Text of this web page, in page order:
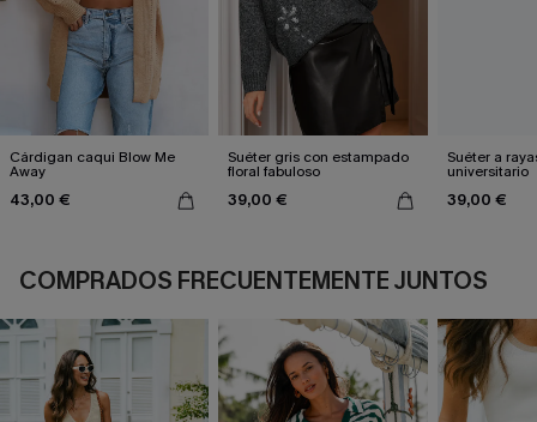
Cárdigan caqui Blow Me
Away
43,00 €
Suéter gris con estampado
floral fabuloso
39,00 €
Suéter a
universitario
39,00 €
COMPRADOS FRECUENTEMENTE JUNTOS